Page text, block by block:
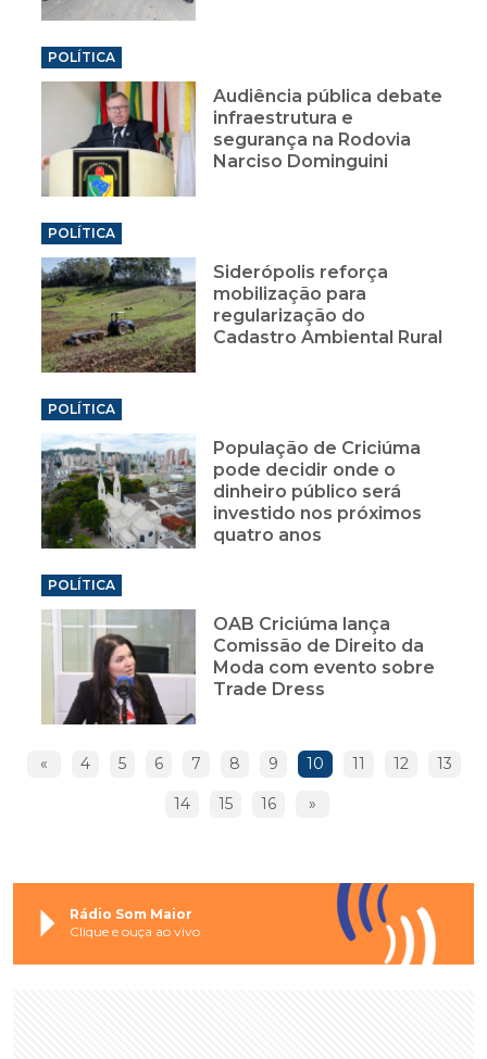
POLÍTICA
Audiência pública debate
infraestrutura e
segurança na Rodovia
Narciso Dominguini
POLÍTICA
Siderópolis reforça
mobilização para
regularização do
Cadastro Ambiental Rural
POLÍTICA
População de Criciúma
pode decidir onde o
dinheiro público será
investido nos próximos
quatro anos
POLÍTICA
OAB Criciúma lança
Comissão de Direito da
Moda com evento sobre
Trade Dress
« 4 5 6 7 8 9 10 11 12 13
14 15 16 »
Rádio Som Maior
Clique e ouça ao vivo